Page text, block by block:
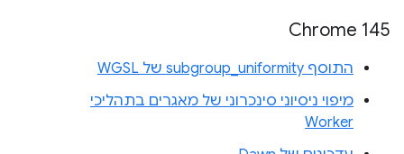
Chrome 145
התוסף subgroup_uniformity של WGSL
מיפוי ניסיוני סינכרוני של מאגרים בתהליכי
Worker